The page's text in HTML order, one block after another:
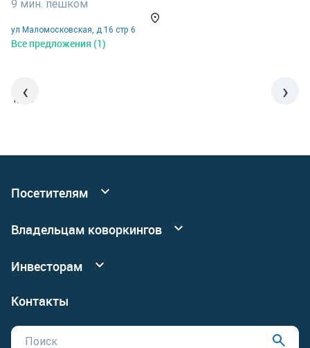
9 мин. пешком
ул Маломосковская, д 16 стр 6
Все предложения (1)
‹ ›
1/15
Посетителям
События
Владельцам коворкингов
Новый коворкинг
Инвесторам
Владельцам недвижимости
Контакты